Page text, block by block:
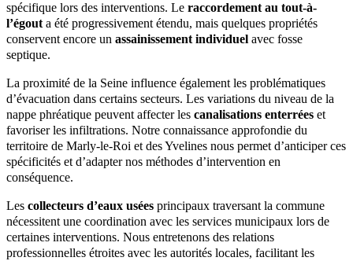
spécifique lors des interventions. Le raccordement au tout-à-
l’égout a été progressivement étendu, mais quelques propriétés
conservent encore un assainissement individuel avec fosse
septique.
La proximité de la Seine influence également les problématiques
d’évacuation dans certains secteurs. Les variations du niveau de la
nappe phréatique peuvent affecter les canalisations enterrées et
favoriser les infiltrations. Notre connaissance approfondie du
territoire de Marly-le-Roi et des Yvelines nous permet d’anticiper ces
spécificités et d’adapter nos méthodes d’intervention en
conséquence.
Les collecteurs d’eaux usées principaux traversant la commune
nécessitent une coordination avec les services municipaux lors de
certaines interventions. Nous entretenons des relations
professionnelles étroites avec les autorités locales, facilitant les